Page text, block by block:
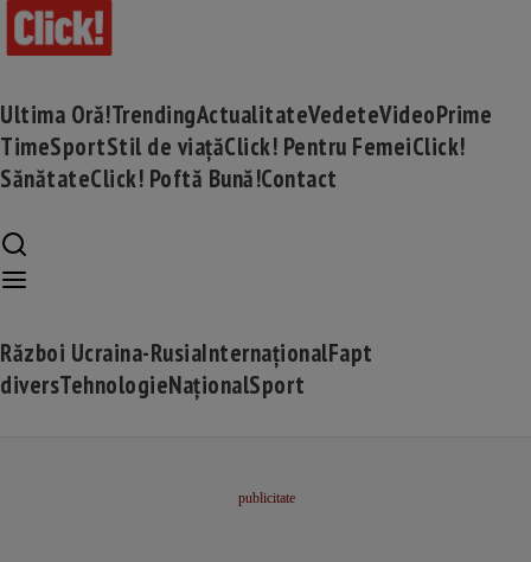
Ultima Oră!TrendingActualitateVedeteVideoPrime
TimeSportStil de viațăClick! Pentru FemeiClick!
SănătateClick! Poftă Bună!Contact
Război Ucraina-RusiaInternaționalFapt
diversTehnologieNaționalSport